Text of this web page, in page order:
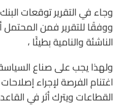
وجاء في التقرير توقعات
ووفقًا للتقرير فمن
الناشئة والنامية بطيئًا ،
ولهذا يجب على صناع
اغتنام الفرصة لإجراء
القطاعات ويترك أثر في